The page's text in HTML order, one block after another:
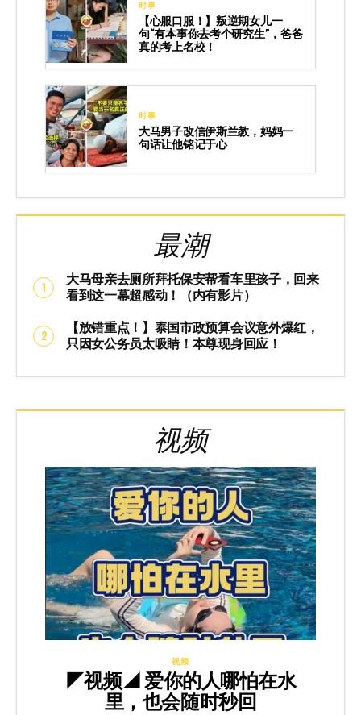
时事
【心服口服！】叛逆期女儿一
句“有本事你去考个研究生”，爸爸
真的考上名校！
时事
大马男子改信伊斯兰教，妈妈一
句话让他铭记于心
最潮
大马母亲去厕所拜托保安帮看车里孩子，回来
看到这一幕超感动！（内有影片）
【放错重点！】泰国市政预算会议意外爆红，
只因女公务员太吸睛！本尊现身回应！
视频
视频
◤视频◢ 爱你的人哪怕在水
里，也会随时秒回